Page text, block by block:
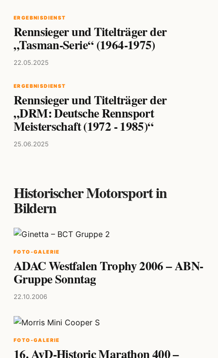
ERGEBNISDIENST
Rennsieger und Titelträger der
„Tasman-Serie“ (1964-1975)
22.05.2025
ERGEBNISDIENST
Rennsieger und Titelträger der
„DRM: Deutsche Rennsport
Meisterschaft (1972 - 1985)“
25.06.2025
Historischer Motorsport in
Bildern
FOTO-GALERIE
ADAC Westfalen Trophy 2006 – ABN-
Gruppe Sonntag
22.10.2006
FOTO-GALERIE
16. AvD-Historic Marathon 400 –